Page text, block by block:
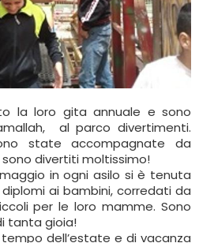
la loro gita annuale e sono
al parco divertimenti.
state accompagnate da
divertiti moltissimo!
in ogni asilo si è tenuta
ai bambini, corredati da
per le loro mamme. Sono
tanta gioia!
dell’estate e di vacanza